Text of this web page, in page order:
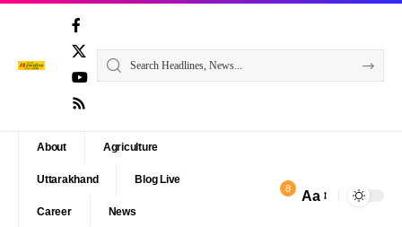
About Agriculture
Uttarakhand Blog Live
Career News
8 Aa